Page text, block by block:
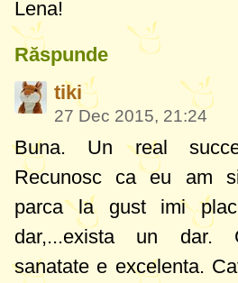
Lena!
Răspunde
tiki
27 Dec 2015, 21:24
Buna. Un real
Recunosc ca eu am
parca la gust imi
dar,...exista un dar.
sanatate e excelenta.